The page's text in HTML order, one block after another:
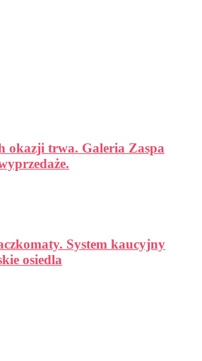
okazji trwa. Galeria Zaspa
System kaucyjny
osiedla